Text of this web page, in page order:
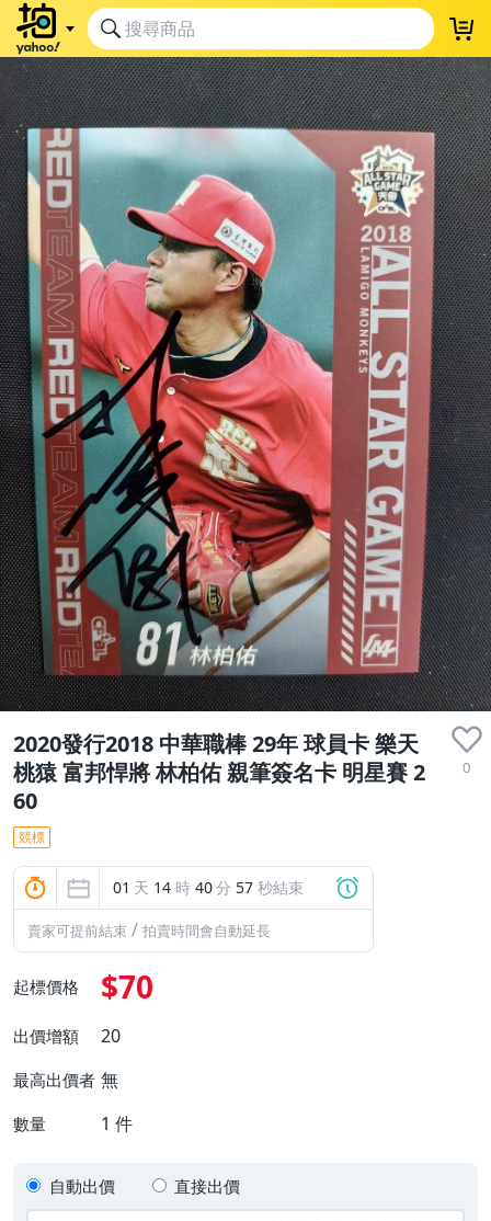
2020發行2018 中華職棒 29年 球員卡 樂天
桃猿 富邦悍將 林柏佑 親筆簽名卡 明星賽 2
60
0
競標
01 天 14 時 40分 57 秒結束
賣家可提前結束 / 拍賣時間會自動延長
起標價格 $70
出價增額 20
最高出價者 無
數量 1 件
自動出價 直接出價